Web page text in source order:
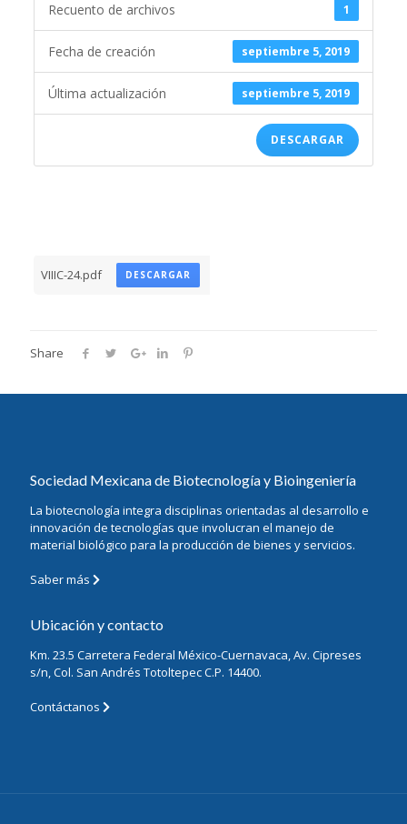
1
Recuento de archivos
septiembre 5, 2019
Fecha de creación
septiembre 5, 2019
Última actualización
DESCARGAR
VIIIC-24.pdf DESCARGAR
Share
Sociedad Mexicana de Biotecnología y Bioingeniería
La biotecnología integra disciplinas orientadas al desarrollo e
innovación de tecnologías que involucran el manejo de
material biológico para la producción de bienes y servicios.
Saber más
Ubicación y contacto
Km. 23.5 Carretera Federal México-Cuernavaca, Av. Cipreses
s/n, Col. San Andrés Totoltepec C.P. 14400.
Contáctanos